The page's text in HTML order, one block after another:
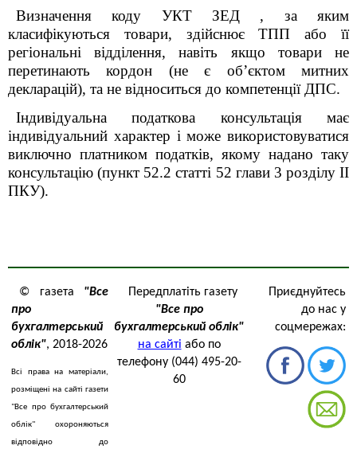
Визначення коду УКТ ЗЕД , за яким
класифікуються товари, здійснює ТПП або її
регіональні відділення, навіть якщо товари не
перетинають кордон (не є об’єктом митних
декларацій), та не відноситься до компетенції ДПС.
Індивідуальна податкова консультація має
індивідуальний характер і може використовуватися
виключно платником податків, якому надано таку
консультацію (пункт 52.2 статті 52 глави 3 розділу II
ПКУ).
© газета "Все
про
бухгалтерський
облік", 2018-2026
Всі права на матеріали,
розміщені на сайті газети
"Все про бухгалтерський
облік" охороняються
відповідно до
Передплатіть газету
"Все про
бухгалтерський облік"
на сайті або по
телефону (044) 495-20-
60
Приєднуйтесь
до нас у
соцмережах: